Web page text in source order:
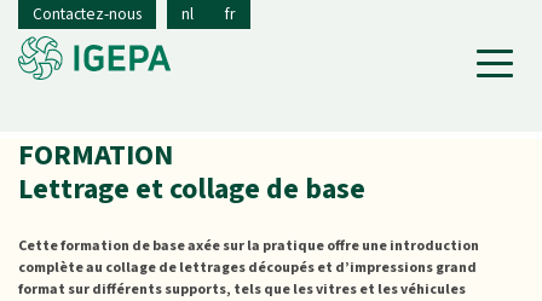
Contactez-nous nl fr
FORMATION
Lettrage et collage de base
Cette formation de base axée sur la pratique offre une introduction
complète au collage de lettrages découpés et d’impressions grand
format sur différents supports, tels que les vitres et les véhicules